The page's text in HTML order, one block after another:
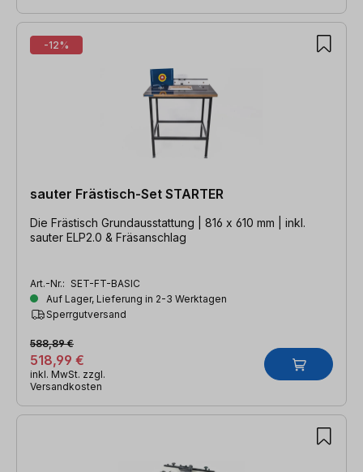
-12%
sauter Frästisch-Set STARTER
Die Frästisch Grundausstattung | 816 x 610 mm | inkl.
sauter ELP2.0 & Fräsanschlag
Art.-Nr.: SET-FT-BASIC
Auf Lager, Lieferung in 2-3 Werktagen
Sperrgutversand
518,99 €
588,89 €
inkl. MwSt. zzgl.
Versandkosten